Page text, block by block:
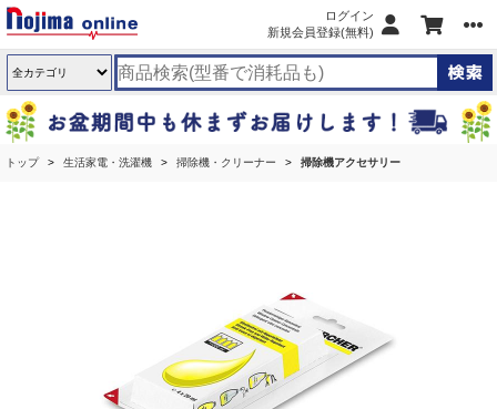
ログイン
新規会員登録(無料)
トップ 生活家電・洗濯機 掃除機・クリーナー 掃除機アクセサリー